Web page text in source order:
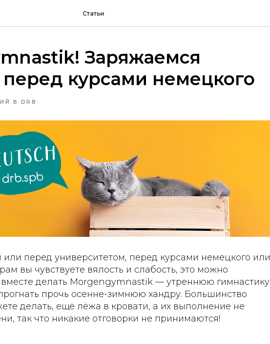
Статьи
Заряжаемся
курсами немецкого
В DRB
или перед университетом, перед курсами немецкого или
вы чувствуете вялость и слабость, это можно
вместе делать Morgengymnastik — утреннюю гимнастику
прочь осенне-зимнюю хандру. Большинство
делать, ещё лёжа в кровати, а их выполнение не
так что никакие отговорки не принимаются!